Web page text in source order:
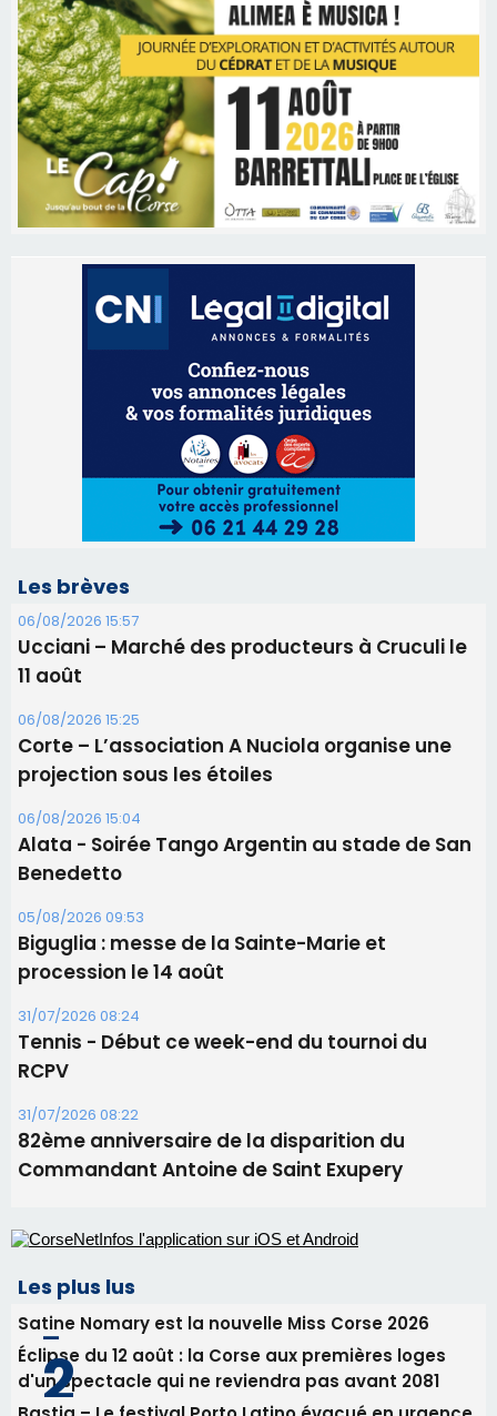
Les brèves
Ucciani – Marché des producteurs à Cruculi le
Corte – L’association A Nuciola organise une
projection sous les étoiles
Alata - Soirée Tango Argentin au stade de San
Benedetto
05/08/2026 09:53
Biguglia : messe de la Sainte-Marie et
procession le 14 août
31/07/2026 08:24
Tennis - Début ce week-end du tournoi du
RCPV
31/07/2026 08:22
82ème anniversaire de la disparition du
Commandant Antoine de Saint Exupery
Les plus lus
Satine Nomary est la nouvelle Miss Corse 2026
d'un spectacle qui ne reviendra pas avant 2081
Bastia – Le festival Porto Latino évacué en urgence
avant le concert de Mosimann
consommation en recul dans les restaurants
face à une nouvelle escroquerie au faux vendeur de
vin
Newsletter